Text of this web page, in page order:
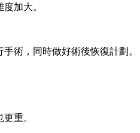
加大。
術，同時做好術後恢復計劃。
重。